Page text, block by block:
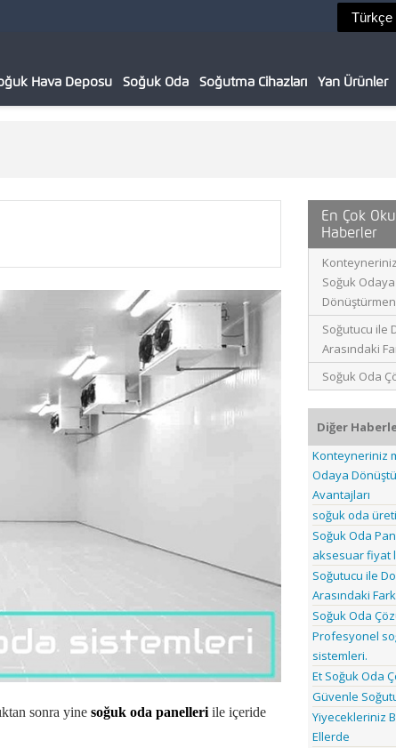
Hava Deposu Soğuk Oda Soğutma Cihazları Yan Ürünler
sonra yine soğuk oda panelleri ile içeride
En Çok
Haberler
Soğuk Odaya
Soğutucu ile
Arasındaki
Soğuk Oda
Diğer
Konteyneriniz
Odaya
Avantajları
soğuk oda
Soğuk Oda
aksesuar fiyat
Soğutucu ile
Arasındaki
Soğuk Oda
Profesyonel
sistemleri.
Et Soğuk Oda
Güvenle
Yiyecekleriniz
Ellerde